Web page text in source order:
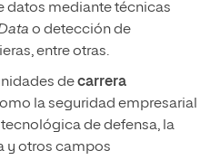
datos mediante técnicas
o detección de
entre otras.
decarrera
la seguridad empresarial
de defensa, la
y otros campos